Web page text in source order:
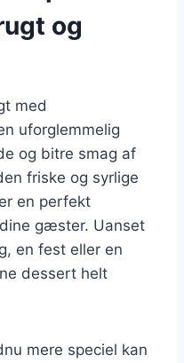
og
med
uforglemmelig
og bitre smag af
friske og syrlige
en perfekt
gæster. Uanset
en fest eller en
dessert helt
mere speciel kan